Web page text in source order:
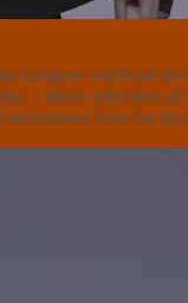
længere ved hvad
– bliver udfordret af
mennesker frem for dyr.